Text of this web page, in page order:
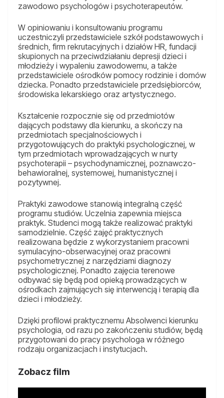
zawodowo psychologów i psychoterapeutów.
W opiniowaniu i konsultowaniu programu
uczestniczyli przedstawiciele szkół podstawowych i
średnich, firm rekrutacyjnych i działów HR, fundacji
skupionych na przeciwdziałaniu depresji dzieci i
młodzieży i wypaleniu zawodowemu, a także
przedstawiciele ośrodków pomocy rodzinie i domów
dziecka. Ponadto przedstawiciele przedsiębiorców,
środowiska lekarskiego oraz artystycznego.
Kształcenie rozpocznie się od przedmiotów
dających podstawy dla kierunku, a skończy na
przedmiotach specjalnościowych i
przygotowujących do praktyki psychologicznej, w
tym przedmiotach wprowadzających w nurty
psychoterapii – psychodynamicznej, poznawczo-
behawioralnej, systemowej, humanistycznej i
pozytywnej.
Praktyki zawodowe stanowią integralną część
programu studiów. Uczelnia zapewnia miejsca
praktyk. Studenci mogą także realizować praktyki
samodzielnie. Część zajęć praktycznych
realizowana będzie z wykorzystaniem pracowni
symulacyjno-obserwacyjnej oraz pracowni
psychometrycznej z narzędziami diagnozy
psychologicznej. Ponadto zajęcia terenowe
odbywać się będą pod opieką prowadzących w
ośrodkach zajmujących się interwencją i terapią dla
dzieci i młodzieży.
Dzięki profilowi praktycznemu Absolwenci kierunku
psychologia, od razu po zakończeniu studiów, będą
przygotowani do pracy psychologa w różnego
rodzaju organizacjach i instytucjach.
Zobacz film